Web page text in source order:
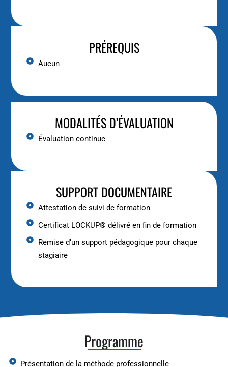
PRÉREQUIS
Aucun
MODALITÉS D’ÉVALUATION
Évaluation continue
SUPPORT DOCUMENTAIRE
Attestation de suivi de formation
Certificat LOCKUP® délivré en fin de formation
Remise d’un support pédagogique pour chaque
stagiaire
Programme
Présentation de la méthode professionnelle